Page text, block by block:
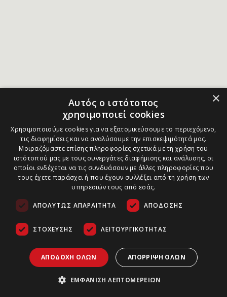
×
Αυτός ο ιστότοπος
χρησιμοποιεί cookies
Χρησιμοποιούμε cookies για να εξατομικεύσουμε το περιεχόμενο,
τις διαφημίσεις και να αναλύσουμε την επισκεψιμότητά μας.
Μοιραζόμαστε επίσης πληροφορίες σχετικά με τη χρήση του
ιστότοπού μας με τους συνεργάτες διαφήμισης και ανάλυσης, οι
οποίοι ενδέχεται να τις συνδυάσουν με άλλες πληροφορίες που
τους έχετε παράσχει ή που έχουν συλλέξει από τη χρήση των
υπηρεσιών τους από εσάς.
ΑΠΟΛΎΤΩΣ ΑΠΑΡΑΊΤΗΤΑ ΑΠΌΔΟΣΗΣ
ΣΤΌΧΕΥΣΗΣ ΛΕΙΤΟΥΡΓΙΚΌΤΗΤΑΣ
ΑΠΟΔΟΧΉ ΌΛΩΝ ΑΠΌΡΡΙΨΗ ΌΛΩΝ
ΕΜΦΆΝΙΣΗ ΛΕΠΤΟΜΕΡΕΙΏΝ